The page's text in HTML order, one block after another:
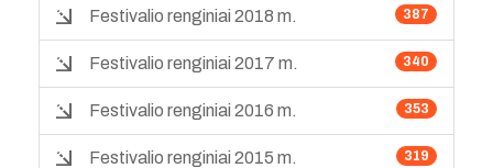
387
Festivalio renginiai 2018 m.
340
Festivalio renginiai 2017 m.
353
Festivalio renginiai 2016 m.
319
Festivalio renginiai 2015 m.